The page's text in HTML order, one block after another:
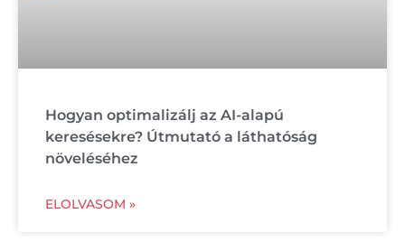
Hogyan optimalizálj az AI-alapú
keresésekre? Útmutató a láthatóság
növeléséhez
ELOLVASOM »